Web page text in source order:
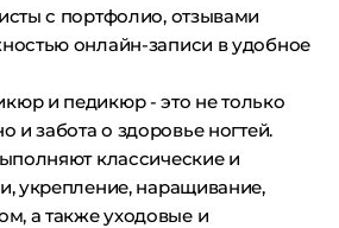
с портфолио, отзывами
онлайн-записи в удобное
и педикюр - это не только
и забота о здоровье ногтей.
классические и
укрепление, наращивание,
а также уходовые и